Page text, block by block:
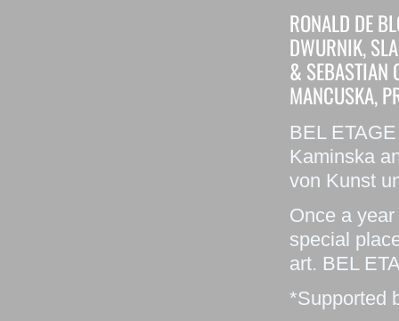
RONALD DE
DWURNIK,
& SEBASTIAN
MANCUSKA,
BEL
Kaminska
von Kunst
Once a
special
art. BEL
*Supported